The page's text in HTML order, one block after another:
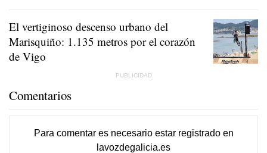
El vertiginoso descenso urbano del
Marisquiño: 1.135 metros por el corazón
de Vigo
Comentarios
Para comentar es necesario estar registradoen
lavozdegalicia.es